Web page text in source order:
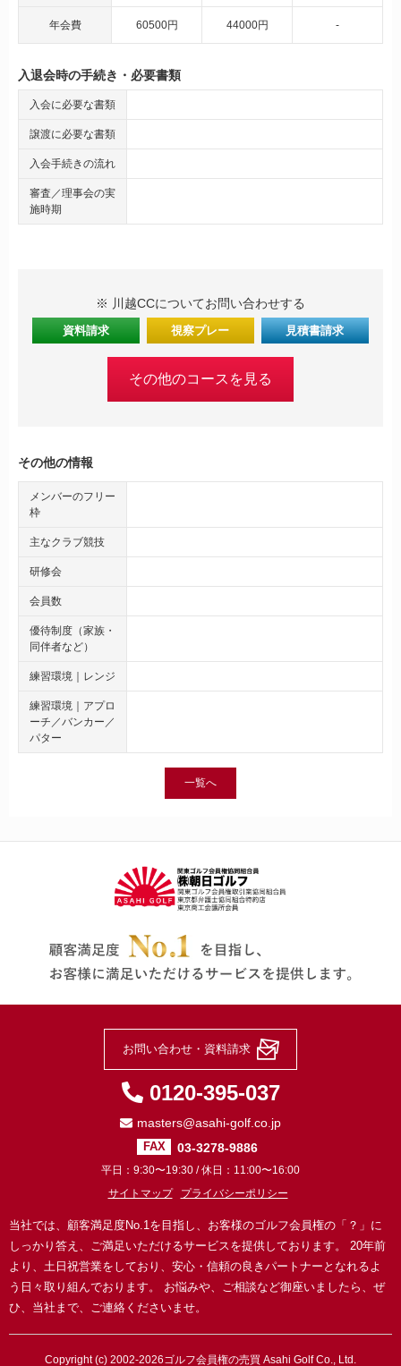
年会費 60500円 44000円 -
入退会時の手続き・必要書類
入会に必要な書類
譲渡に必要な書類
入会手続きの流れ
審査／理事会の実
施時期
※ 川越CCについてお問い合わせする
資料請求 視察プレー 見積書請求
その他のコースを見る
その他の情報
メンバーのフリー
枠
主なクラブ競技
研修会
会員数
優待制度（家族・
同伴者など）
練習環境｜レンジ
練習環境｜アプロ
ーチ／バンカー／
パター
一覧へ
当社では、顧客満足度No.1を目指し、お客様のゴルフ会員権の「？」に
しっかり答え、ご満足いただけるサービスを提供しております。
20年前
より、土日祝営業をしており、安心・信頼の良きパートナーとなれるよ
う日々取り組んでおります。
お悩みや、ご相談など御座いましたら、ぜ
ひ、当社まで、ご連絡くださいませ。
お問い合わせ・資料請求
0120-395-037
masters@asahi-golf.co.jp
FAX 03-3278-9886
平日：9:30〜19:30 / 休日：11:00〜16:00
サイトマップ
プライバシーポリシー
Copyright (c) 2002-2026ゴルフ会員権の売買 Asahi Golf Co., Ltd.